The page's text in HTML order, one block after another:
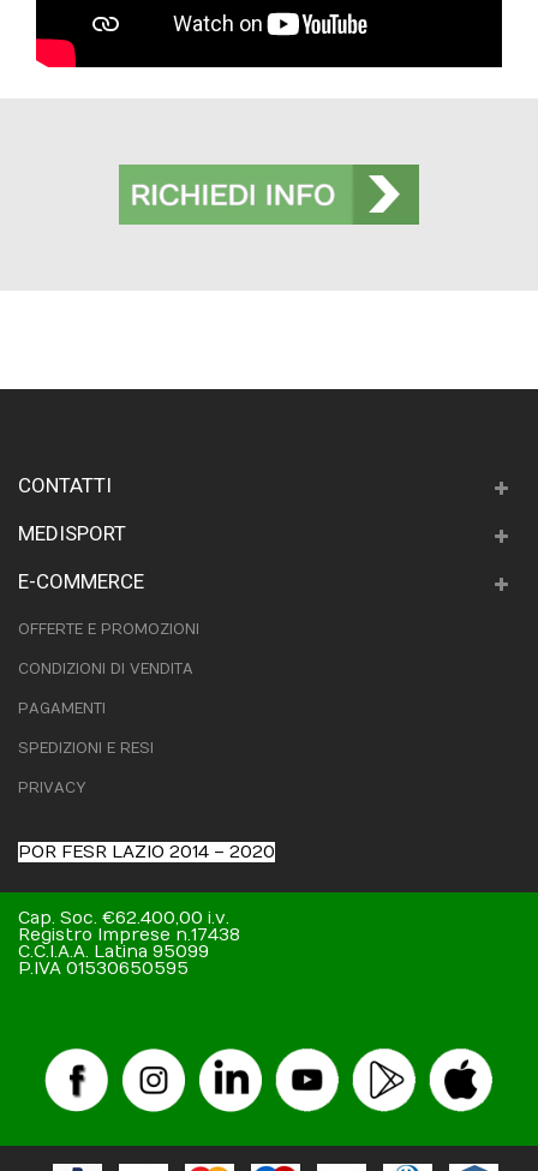
CONTATTI
MEDISPORT
E-COMMERCE
OFFERTE E PROMOZIONI
CONDIZIONI DI VENDITA
PAGAMENTI
SPEDIZIONI E RESI
PRIVACY
POR FESR LAZIO 2014 – 2020
Cap. Soc. €62.400,00 i.v.
Registro Imprese n.17438
C.C.I.A.A. Latina 95099
P.IVA 01530650595